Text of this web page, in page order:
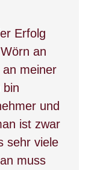
Erfolg
an
meiner
bin
und
ist zwar
sehr viele
muss